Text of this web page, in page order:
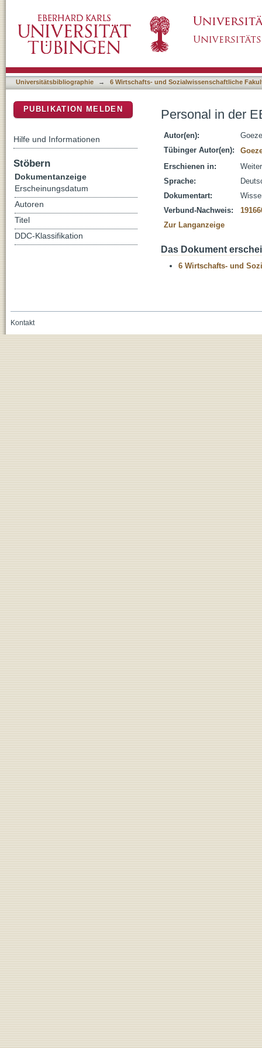
Universitätsbibliographie → 6 Wirtschafts- und Sozialwissenschaftliche
Personal in der
Autor(en):
Tübinger Autor(en):
Erschienen in:
Sprache:
Dokumentart:
Verbund-Nachweis:
Zur Langanzeige
Das Dokument
6 Wirtschafts- und
PUBLIKATION MELDEN
Hilfe und Informationen
Stöbern
Dokumentanzeige
Erscheinungsdatum
Autoren
Titel
DDC-Klassifikation
Kontakt